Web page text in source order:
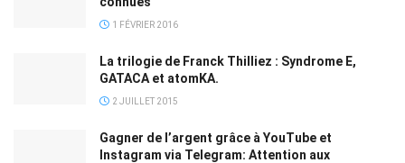
1 FÉVRIER 2016
La trilogie de Franck Thilliez : Syndrome E,
GATACA et atomKA.
2 JUILLET 2015
Gagner de l’argent grâce à YouTube et
Instagram via Telegram: Attention aux